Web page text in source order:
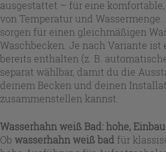
ausgestattet – für eine
von Temperatur und
sorgen für einen gleichmäßigen
Waschbecken. Je nach Variante
bereits enthalten (z. B.
separat wählbar, damit du die
deinem Becken und deinen
zusammenstellen kannst.
Wasserhahn weiß Bad: hohe,
Ob wasserhahn weiß bad für